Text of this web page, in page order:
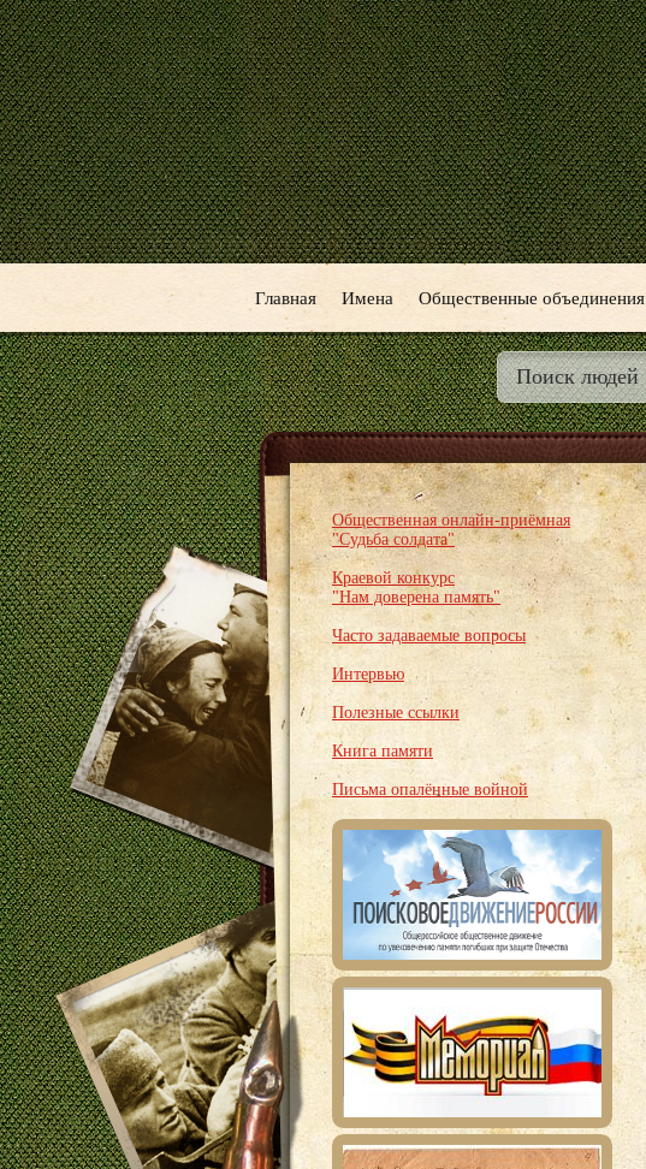
Главная Имена Общественные объединения
Общественная онлайн-приёмная
"Судьба солдата"
Краевой конкурс
"Нам доверена память"
Часто задаваемые вопросы
Интервью
Полезные ссылки
Книга памяти
Письма опалённые войной